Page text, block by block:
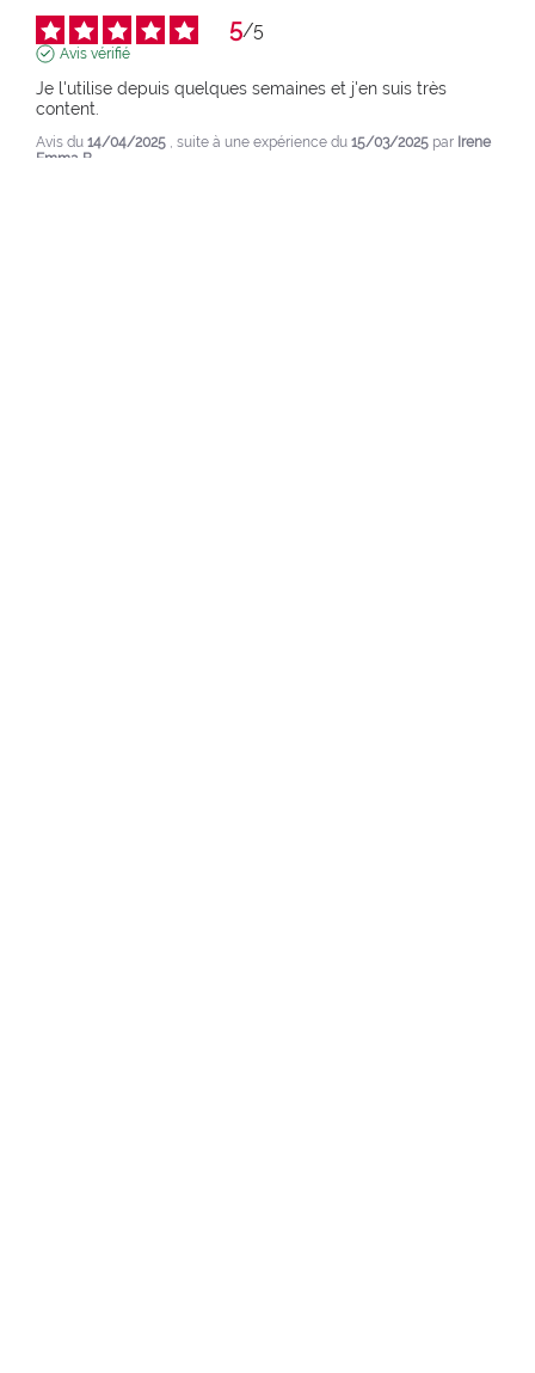
5/5
Avis vérifié
Je l'utilise depuis quelques semaines et j'en suis très
content.
Avis du 14/04/2025 , suite à une expérience du 15/03/2025 par Irene
Emma B.